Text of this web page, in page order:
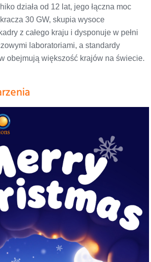
działa od 12 lat, jego łączna moc
30 GW, skupia wysoce
z całego kraju i dysponuje w pełni
laboratoriami, a standardy
obejmują większość krajów na świecie.